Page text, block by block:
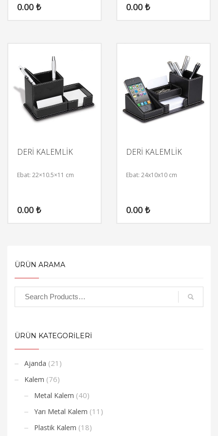
0.00 ₺ 0.00 ₺
DERİ KALEMLİK
Ebat: 22×10.5×11 cm
0.00 ₺
DERİ KALEMLİK
Ebat: 24x10x10 cm
0.00 ₺
ÜRÜN ARAMA
ÜRÜN KATEGORİLERİ
Ajanda (21)
Kalem (76)
Metal Kalem (40)
Yarı Metal Kalem (11)
Plastik Kalem (18)